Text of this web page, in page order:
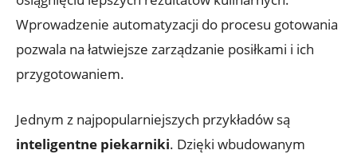
Wprowadzenie automatyzacji do procesu gotowania
pozwala na łatwiejsze zarządzanie posiłkami i ich
przygotowaniem.
Jednym z najpopularniejszych przykładów są
inteligentne piekarniki. Dzięki wbudowanym